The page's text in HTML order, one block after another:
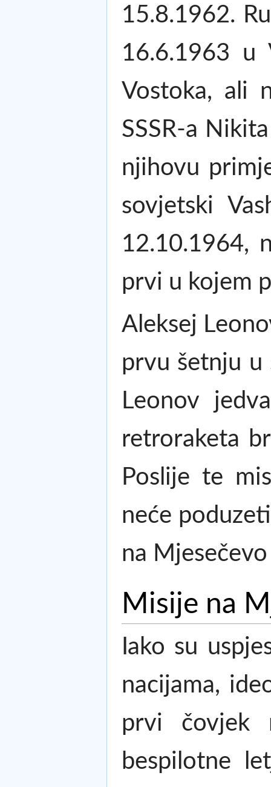
15.8.1962.
16.6.1963 u
Vostoka, ali
SSSR-a
njihovu
sovjetski
12.10.1964,
prvi u kojem
Aleksej
prvu šetnju u
Leonov
retroraketa
Poslije te
neće
na
Misije na
Iako su
nacijama,
prvi čovjek
bespilotne